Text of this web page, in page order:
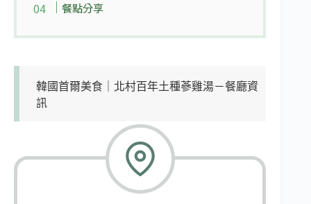
餐點分享
韓國首爾美食｜北村百年土種蔘雞湯－餐廳資
訊